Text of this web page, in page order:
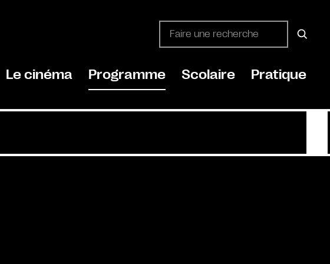
Le cinéma Programme Scolaire Pratique